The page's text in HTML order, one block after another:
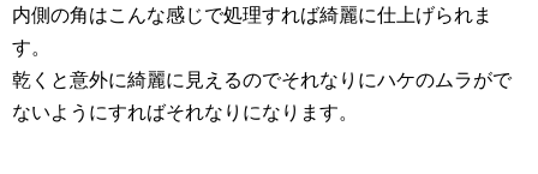
内側の角はこんな感じで処理すれば綺麗に仕上げられま
す。
乾くと意外に綺麗に見えるのでそれなりにハケのムラがで
ないようにすればそれなりになります。